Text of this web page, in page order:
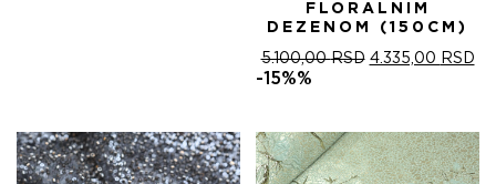
FLORALNIM
DEZENOM (150CM)
5.100,00RSD ОРИГИНАЛНА
5.100,00 RSD.
4.335,00 RSD
-15%%